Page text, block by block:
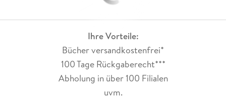
Ihre Vorteile:
Bücher versandkostenfrei*
100 Tage Rückgaberecht***
Abholung in über 100 Filialen
uvm.